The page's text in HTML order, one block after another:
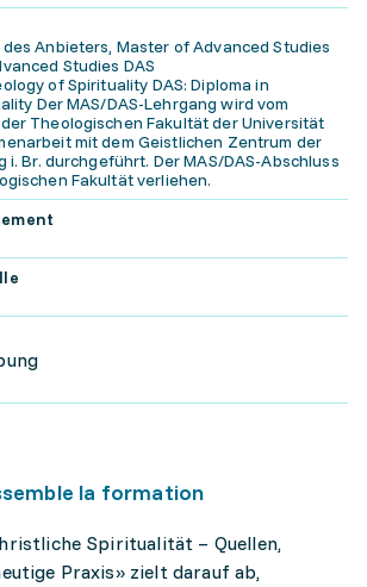
Anbieters, Master of Advanced Studies
Studies DAS
of Spirituality DAS: Diploma in
Der MAS/DAS-Lehrgang wird vom
Theologischen Fakultät der Universität
mit dem Geistlichen Zentrum der
i. Br. durchgeführt. Der MAS/DAS-Abschluss
Fakultät verliehen.
la formation
Spiritualität – Quellen,
Praxis» zielt darauf ab,